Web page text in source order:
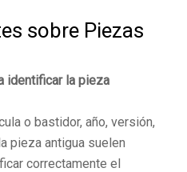
sobre Piezas
identificar la pieza
o bastidor, año, versión,
pieza antigua suelen
correctamente el